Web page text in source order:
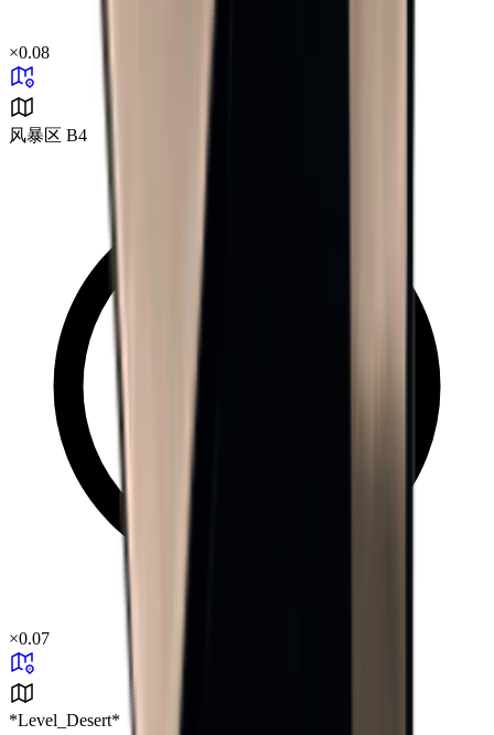
×0.08
风暴区 B4
×0.07
*Level_Desert*